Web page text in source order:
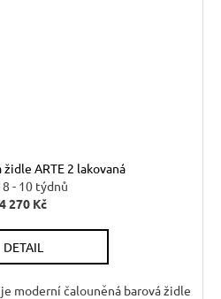
židle ARTE 2 lakovaná
8 - 10 týdnů
4 270 Kč
DETAIL
moderní čalouněná barová židle